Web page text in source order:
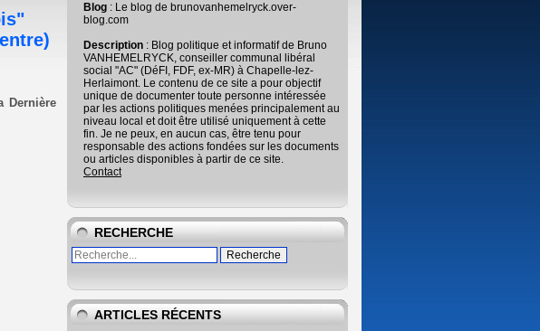
Dernière
Blog : Le blog de brunovanhemelryck.over-
blog.com
Description : Blog politique et informatif de Bruno
VANHEMELRYCK, conseiller communal libéral
social "AC" (DéFI, FDF, ex-MR) à Chapelle-lez-
Herlaimont. Le contenu de ce site a pour objectif
unique de documenter toute personne intéressée
par les actions politiques menées principalement au
niveau local et doit être utilisé uniquement à cette
fin. Je ne peux, en aucun cas, être tenu pour
responsable des actions fondées sur les documents
ou articles disponibles à partir de ce site.
Contact
RECHERCHE
ARTICLES RÉCENTS